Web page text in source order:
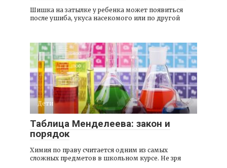
Шишка на затылке у ребенка может появиться
после ушиба, укуса насекомого или по другой
Дети
Таблица Менделеева: закон и
порядок
Химия по праву считается одним из самых
сложных предметов в школьном курсе. Не зря